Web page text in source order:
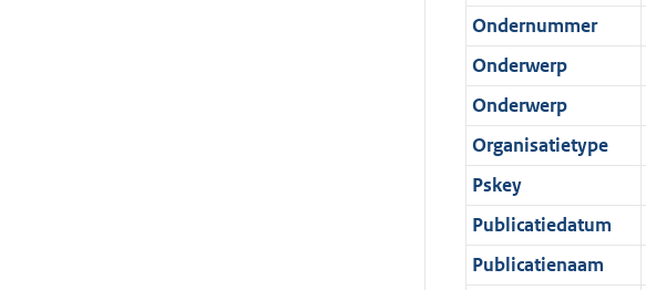
m
a
a
t
r
m
a
a
t
o
r
m
a
a
t
Ondernummer
Onderwerp
Onderwerp
Organisatietype
Pskey
Publicatiedatum
Publicatienaam